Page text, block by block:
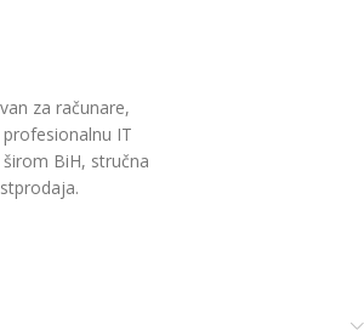
za računare,
IT
BiH, stručna